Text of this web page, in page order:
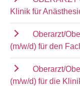
Klinik für
Oberarzt/
(m/w/d) für den
Oberarzt/
(m/w/d) für die